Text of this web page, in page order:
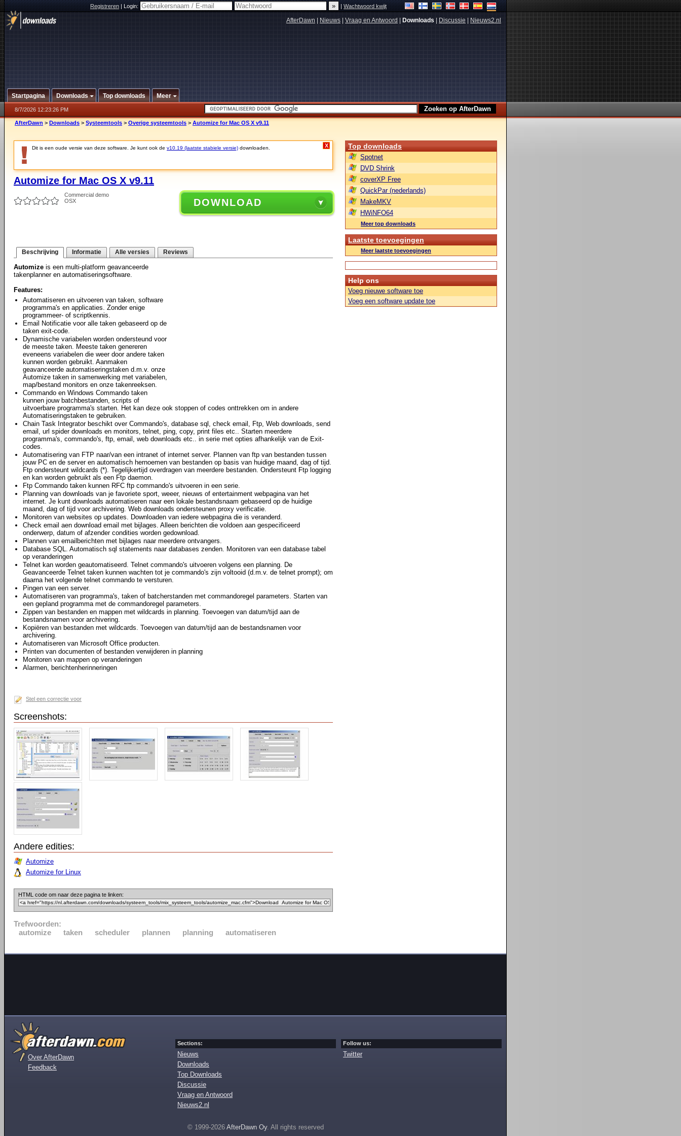
Registreren|Login: |Wachtwoord kwijt
AfterDawn Nieuws Vraag en Antwoord Downloads Discussie Nieuws2.nl
Startpagina Downloads Top downloads Meer
8/7/2026 12:23:26 PM
AfterDawn > Downloads > Systeemtools > Overige systeemtools > Automize for Mac OS X v9.11
Dit is een oude versie van deze software. Je kunt ook de v10.19 (laatste stabiele versie) downloaden. X
Automize for Mac OS X v9.11
Commercial demo
OSX
DOWNLOAD
Beschrijving Informatie Alle versies Reviews
Automize is een multi-platform geavanceerde
takenplanner en automatiseringsoftware.
Features:
Automatiseren en uitvoeren van taken, software
programma's en applicaties. Zonder enige
programmeer- of scriptkennis.
Email Notificatie voor alle taken gebaseerd op de
taken exit-code.
Dynamische variabelen worden ondersteund voor
de meeste taken. Meeste taken genereren
eveneens variabelen die weer door andere taken
kunnen worden gebruikt. Aanmaken
geavanceerde automatiseringstaken d.m.v. onze
Automize taken in samenwerking met variabelen,
map/bestand monitors en onze takenreeksen.
Commando en Windows Commando taken
kunnen jouw batchbestanden, scripts of
uitvoerbare programma's starten. Het kan deze ook stoppen of codes onttrekken om in andere
Automatiseringstaken te gebruiken.
Chain Task Integrator beschikt over Commando's, database sql, check email, Ftp, Web downloads, send
email, url spider downloads en monitors, telnet, ping, copy, print files etc.. Starten meerdere
programma's, commando's, ftp, email, web downloads etc.. in serie met opties afhankelijk van de Exit-
codes.
Automatisering van FTP naar/van een intranet of internet server. Plannen van ftp van bestanden tussen
jouw PC en de server en automatisch hernoemen van bestanden op basis van huidige maand, dag of tijd.
Ftp ondersteunt wildcards (*). Tegelijkertijd overdragen van meerdere bestanden. Ondersteunt Ftp logging
en kan worden gebruikt als een Ftp daemon.
Ftp Commando taken kunnen RFC ftp commando's uitvoeren in een serie.
Planning van downloads van je favoriete sport, weeer, nieuws of entertainment webpagina van het
internet. Je kunt downloads automatiseren naar een lokale bestandsnaam gebaseerd op de huidige
maand, dag of tijd voor archivering. Web downloads ondersteunen proxy verificatie.
Monitoren van websites op updates. Downloaden van iedere webpagina die is veranderd.
Check email aen download email met bijlages. Alleen berichten die voldoen aan gespecificeerd
onderwerp, datum of afzender condities worden gedownload.
Plannen van emailberichten met bijlages naar meerdere ontvangers.
Database SQL. Automatisch sql statements naar databases zenden. Monitoren van een database tabel
op veranderingen
Telnet kan worden geautomatiseerd. Telnet commando's uitvoeren volgens een planning. De
Geavanceerde Telnet taken kunnen wachten tot je commando's zijn voltooid (d.m.v. de telnet prompt); om
daarna het volgende telnet commando te versturen.
Pingen van een server.
Automatiseren van programma's, taken of batcherstanden met commandoregel parameters. Starten van
een gepland programma met de commandoregel parameters.
Zippen van bestanden en mappen met wildcards in planning. Toevoegen van datum/tijd aan de
bestandsnamen voor archivering.
Kopiëren van bestanden met wildcards. Toevoegen van datum/tijd aan de bestandsnamen voor
archivering.
Automatiseren van Microsoft Office producten.
Printen van documenten of bestanden verwijderen in planning
Monitoren van mappen op veranderingen
Alarmen, berichtenherinneringen
Stel een correctie voor
Screenshots:
Andere edities:
Automize
Automize for Linux
HTML code om naar deze pagina te linken:
Trefwoorden:
automize
taken scheduler plannen planning automatiseren
Top downloads
Spotnet
DVD Shrink
coverXP Free
QuickPar (nederlands)
MakeMKV
HWiNFO64
Meer top downloads
Laatste toevoegingen
Meer laatste toevoegingen
Help ons
Voeg nieuwe software toe
Voeg een software update toe
Over AfterDawn
Feedback
Sections:
Nieuws
Downloads
Top Downloads
Discussie
Vraag en Antwoord
Nieuws2.nl
Follow us:
Twitter
© 1999-2026 AfterDawn Oy. All rights reserved